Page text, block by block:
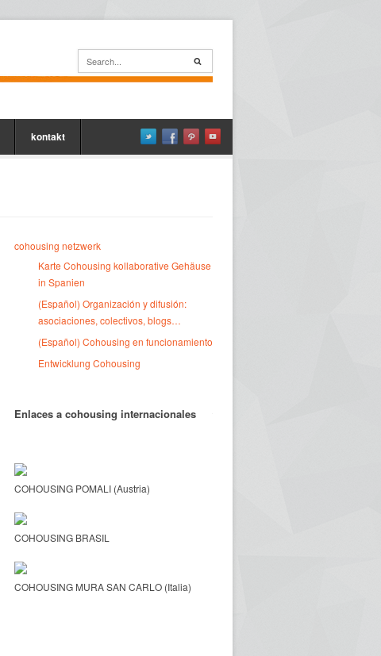
kontakt
cohousing netzwerk
Karte Cohousing kollaborative Gehäuse
in Spanien
(Español) Organización y difusión:
asociaciones, colectivos, blogs…
(Español) Cohousing en funcionamiento
Entwicklung Cohousing
Enlaces a cohousing internacionales
COHOUSING POMALI (Austria)
COHOUSING BRASIL
COHOUSING MURA SAN CARLO (Italia)